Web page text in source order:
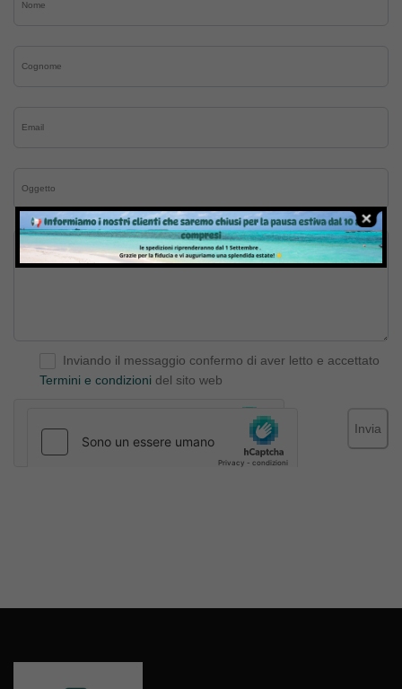
Inviando il messaggio confermo di aver letto e accettato
Termini e condizioni del sito web
Invia